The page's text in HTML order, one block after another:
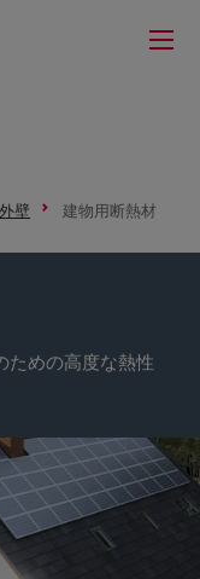
壁 建物用断熱材
ための高度な熱性